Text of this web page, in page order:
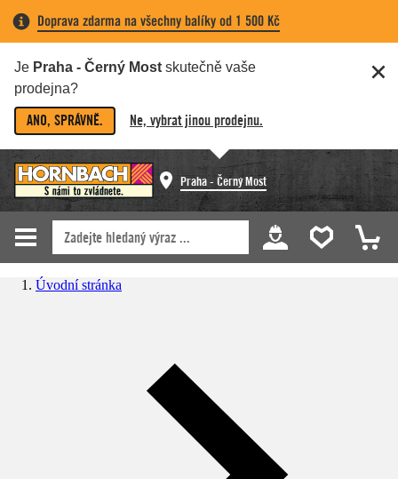
Doprava zdarma na všechny balíky od 1 500 Kč
Je Praha - Černý Most skutečně vaše
prodejna?
ANO, SPRÁVNĚ. Ne, vybrat jinou prodejnu.
Praha - Černý Most
Úvodní stránka